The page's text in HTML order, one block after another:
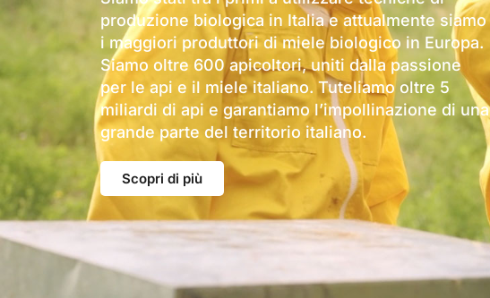
produzione biologica in Italia e attualmente siamo
i maggiori produttori di miele biologico in Europa.
Siamo oltre 600 apicoltori, uniti dalla passione
per le api e il miele italiano. Tuteliamo oltre 5
miliardi di api e garantiamo l’impollinazione di una
grande parte del territorio italiano.
Scopri di più